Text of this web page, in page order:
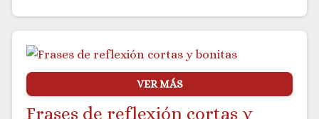
VER MÁS
Frases de reflexión cortas y